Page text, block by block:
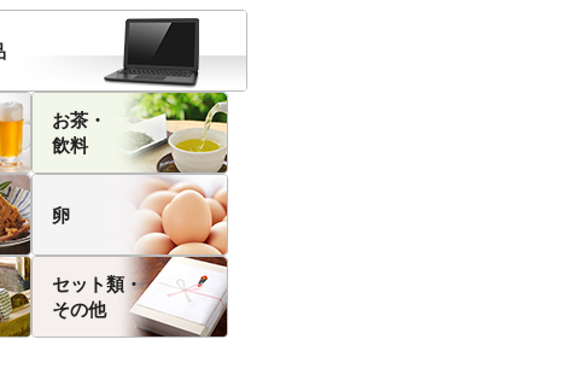
お茶・
飲料
卵
セット類・
その他